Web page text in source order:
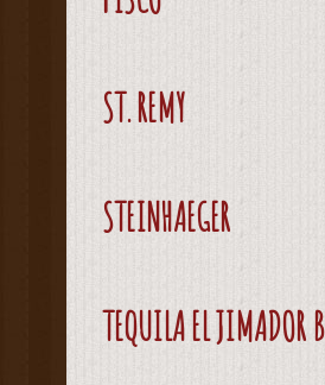
ST. REMY
STEINHAEGER
TEQUILA EL JIMADOR